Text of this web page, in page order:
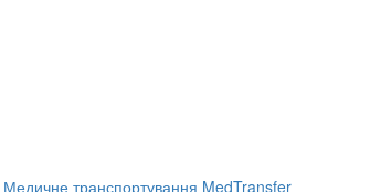
Медичне транспортування MedTransfer